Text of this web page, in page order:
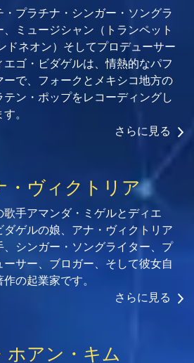
・プラチナ・シンガー・ソングラ
、ミュージシャン（トランペット
ドネオン）そしてプロデューサー
エゴ・ビダゲルは、情熱的なパフ
ーで、フォークとメキシコ地方の
テン・ポップをレコーディングし
。
さらに見る
・ヴィクトリア
歌手アマンダ・ミゲルとディエ
ダゲルの娘、アナ・ヴィクトリア
、シンガー・ソングライター、プ
ーサー、ブロガー、そして彼女自
の起業家です。
さらに見る
ホアン・キム